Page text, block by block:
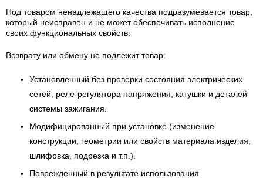
Под товаром ненадлежащего качества подразумевается товар,
который неисправен и не может обеспечивать исполнение
своих функциональных свойств.
Возврату или обмену не подлежит товар:
Установленный без проверки состояния электрических
сетей, реле-регулятора напряжения, катушки и деталей
системы зажигания.
Модифицированный при установке (изменение
конструкции, геометрии или свойств материала изделия,
шлифовка, подрезка и т.п.).
Поврежденный в результате использования